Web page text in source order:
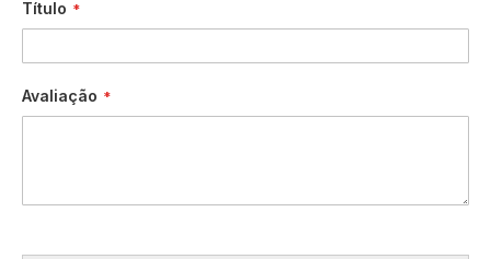
Título
Avaliação